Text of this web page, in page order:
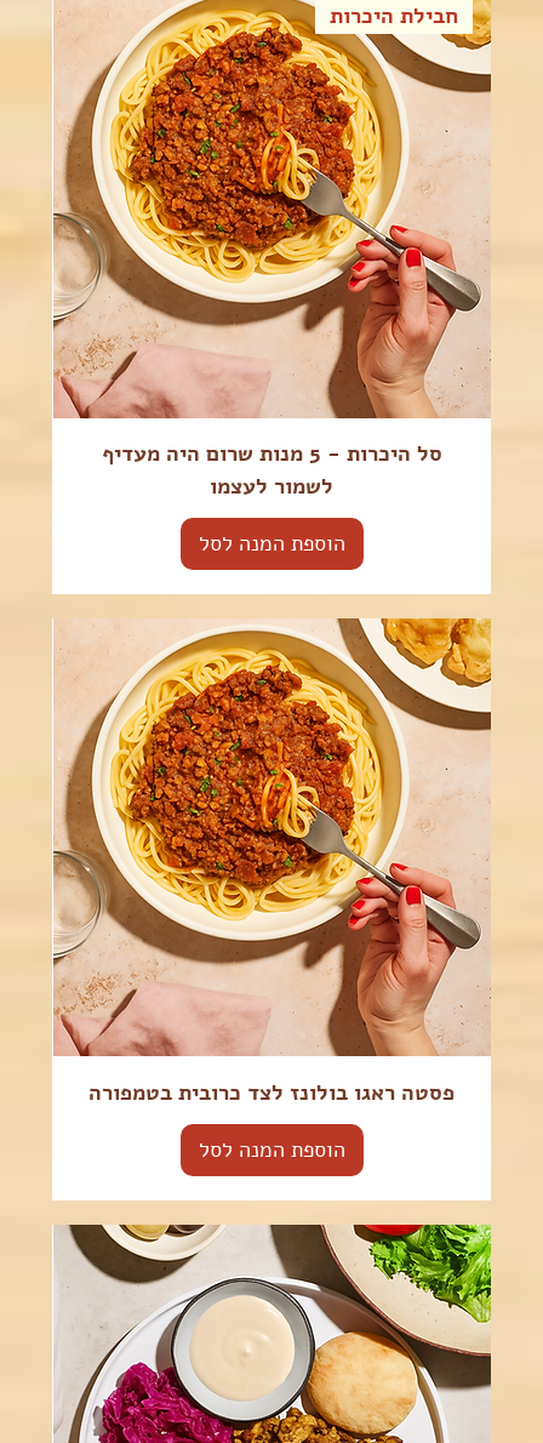
חבילת היכרות
סל היכרות - 5 מנות שרום היה מעדיף
לשמור לעצמו
הוספת המנה לסל
פסטה ראגו בולונז לצד כרובית בטמפורה
הוספת המנה לסל